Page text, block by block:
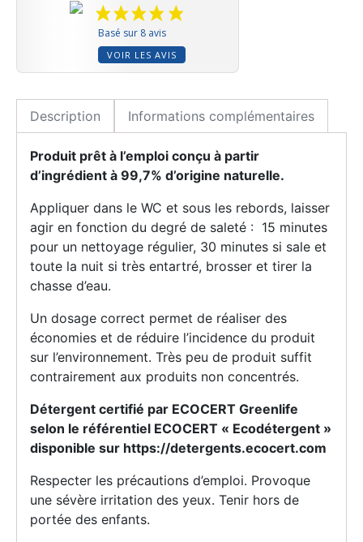
Basé sur 8 avis
VOIR LES AVIS
Description Informations complémentaires
Produit prêt à l’emploi conçu à partir
d’ingrédient à 99,7% d’origine naturelle.
Appliquer dans le WC et sous les rebords, laisser
agir en fonction du degré de saleté : 15 minutes
pour un nettoyage régulier, 30 minutes si sale et
toute la nuit si très entartré, brosser et tirer la
chasse d’eau.
Un dosage correct permet de réaliser des
économies et de réduire l’incidence du produit
sur l’environnement. Très peu de produit suffit
contrairement aux produits non concentrés.
Détergent certifié par ECOCERT Greenlife
selon le référentiel ECOCERT « Ecodétergent »
disponible sur https://detergents.ecocert.com
Respecter les précautions d’emploi. Provoque
une sévère irritation des yeux. Tenir hors de
portée des enfants.